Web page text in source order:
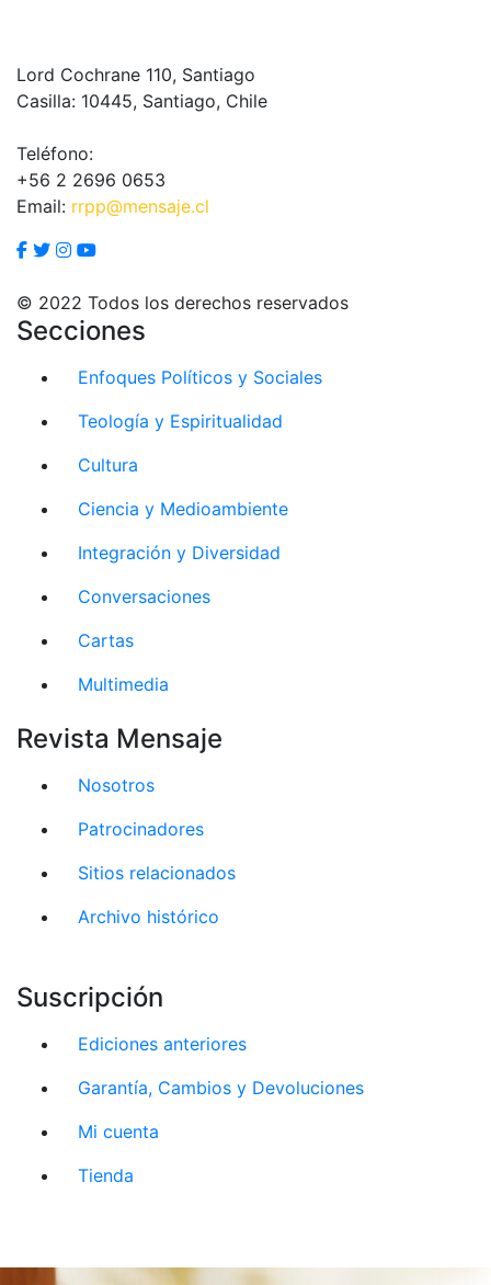
Lord Cochrane 110, Santiago
Casilla: 10445, Santiago, Chile
Teléfono:
+56 2 2696 0653
Email: rrpp@mensaje.cl
© 2022 Todos los derechos reservados
Secciones
Enfoques Políticos y Sociales
Teología y Espiritualidad
Cultura
Ciencia y Medioambiente
Integración y Diversidad
Conversaciones
Cartas
Multimedia
Revista Mensaje
Nosotros
Patrocinadores
Sitios relacionados
Archivo histórico
Suscripción
Ediciones anteriores
Garantía, Cambios y Devoluciones
Mi cuenta
Tienda